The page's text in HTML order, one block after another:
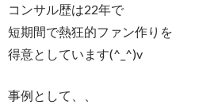
コンサル歴は22年で
短期間で熱狂的ファン作りを
得意としています(^_^)v
事例として、、